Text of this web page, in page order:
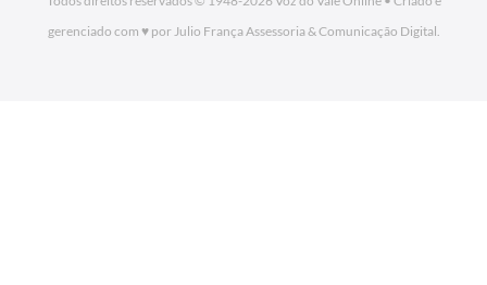
gerenciado com ♥ por Julio França Assessoria& Comunicação Digital.